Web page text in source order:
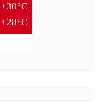
+30°C
+28°C